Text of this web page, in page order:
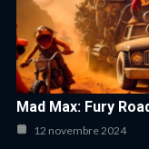
Mad Max: Fury
12 novembre 2024